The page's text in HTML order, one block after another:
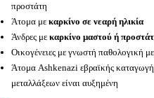
προστάτη
Άτομα με καρκίνο σε νεαρή ηλικία
Άνδρες με καρκίνο μαστού ή
Οικογένειες με γνωστή παθολογική
Άτομα Ashkenazi εβραϊκής
μεταλλάξεων είναι αυξημένη